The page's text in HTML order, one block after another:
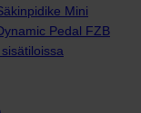
Mini
Pedal FZB